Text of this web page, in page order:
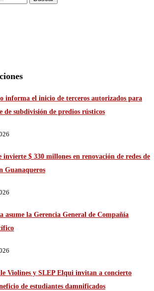
informa el inicio de terceros autorizados para
de subdivisión de predios rústicos
invierte $ 330 millones en renovación de redes de
Guanaqueros
asume la Gerencia General de Compañía
Violines y SLEP Elqui invitan a concierto
de estudiantes damnificados